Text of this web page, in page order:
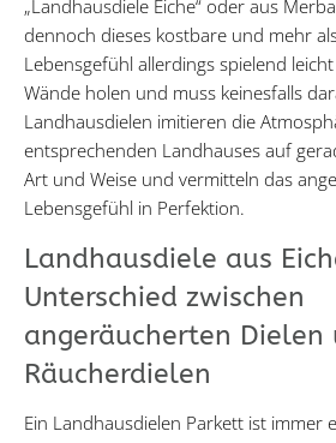
„Landhausdiele Eiche“ oder aus
dennoch dieses kostbare und mehr
Lebensgefühl allerdings spielend
Wände holen und muss keinesfalls
Landhausdielen imitieren die
entsprechenden Landhauses auf
Art und Weise und vermitteln das
Lebensgefühl in Perfektion.
Landhausdiele aus
Unterschied zwischen
angeräucherten Dielen
Räucherdielen
Ein Landhausdielen Parkett ist immer